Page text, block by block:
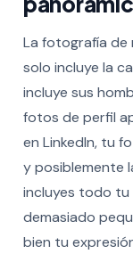
La fotografía de
solo incluye la
incluye sus
fotos de perfil
en LinkedIn, tu
y posiblemente
incluyes todo
demasiado
bien tu